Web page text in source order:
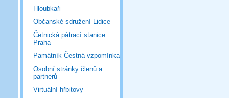
Hloubkaři
Občanské sdružení Lidice
Četnická pátrací stanice
Praha
Památník Čestná vzpomínka
Osobní stránky členů a
partnerů
Virtuální hřbitovy